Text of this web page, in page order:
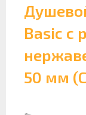
Basic с
50 мм